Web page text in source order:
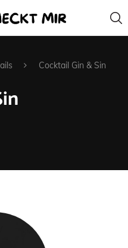
Cocktail Gin & Sin